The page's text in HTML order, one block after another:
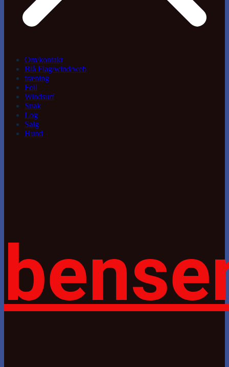
Om/kontakt
Blå Flag/wind/web
træning
Foil
Windsurf
Snak
Log
Salg
Hund